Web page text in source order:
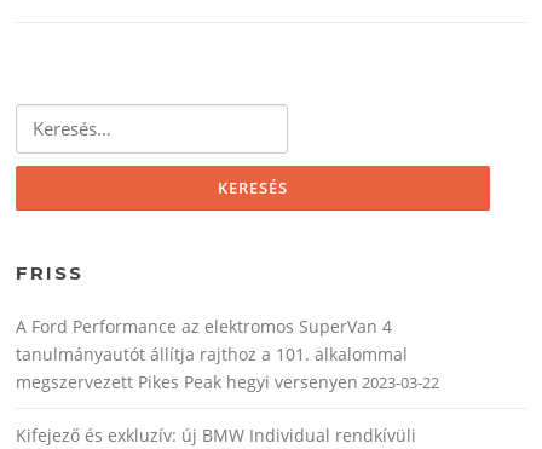
Keresés:
FRISS
A Ford Performance az elektromos SuperVan 4
tanulmányautót állítja rajthoz a 101. alkalommal
megszervezett Pikes Peak hegyi versenyen 2023-03-22
Kifejező és exkluzív: új BMW Individual rendkívüli